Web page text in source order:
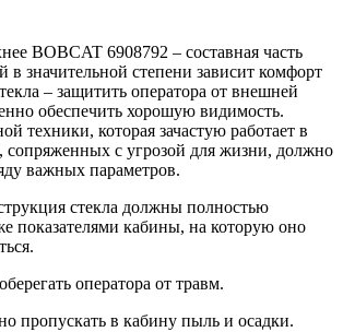
BOBCAT 6908792 – составная часть
в значительной степени зависит комфорт
– защитить оператора от внешней
обеспечить хорошую видимость.
техники, которая зачастую работает в
сопряженных с угрозой для жизни, должно
важных параметров.
стекла должны полностью
показателями кабины, на которую оно
оператора от травм.
пропускать в кабину пыль и осадки.